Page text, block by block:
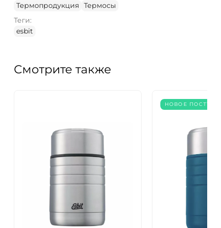
Термопродукция
Термосы
Теги:
esbit
Смотрите также
НОВОЕ